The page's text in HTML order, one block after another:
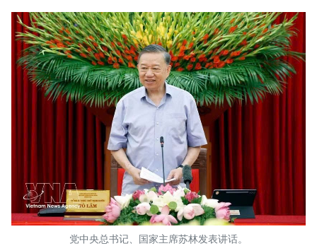
党中央总书记、国家主席苏林发表讲话。